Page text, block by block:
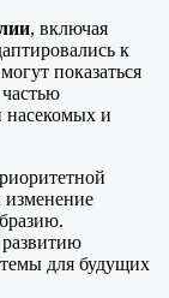
, включая
к
показаться
насекомых и
изменение
для будущих